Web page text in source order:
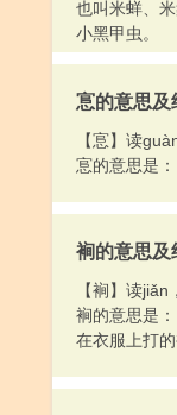
也叫米蛘、
小黑甲虫。
悹的意思及
【悹】读
悹的意思是：
裥的意思及
【裥】读
裥的意思是：
在衣服上打的